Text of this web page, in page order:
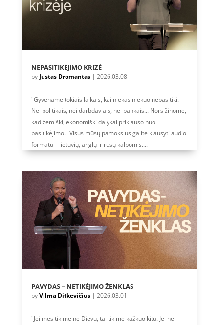
NEPASITIKĖJIMO KRIZĖ
by Justas Dromantas| 2026.03.08
"Gyvename tokiais laikais, kai niekas niekuo nepasitiki.
Nei politikais, nei darbdaviais, nei bankais... Nors žinome,
kad žemiški, ekonomiški dalykai priklauso nuo
pasitikėjimo." Visus mūsų pamokslus galite klausyti audio
formatu – lietuvių, anglų ir rusų kalbomis....
PAVYDAS – NETIKĖJIMO ŽENKLAS
byVilma Ditkevičius| 2026.03.01
"Jei mes tikime ne Dievu, tai tikime kažkuo kitu. Jei ne